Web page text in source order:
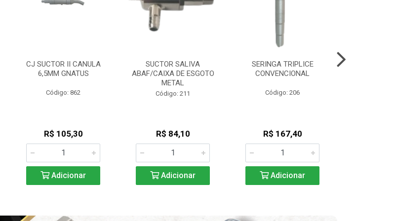
CJ SUCTOR II CANULA
6,5MM GNATUS
Código: 862
R$ 105,30
Adicionar
SUCTOR SALIVA
ABAF/CAIXA DE ESGOTO
METAL
Código: 211
R$ 84,10
Adicionar
SERINGA TRIPLICE
CONVENCIONAL
Código: 206
R$ 167,40
Adicionar